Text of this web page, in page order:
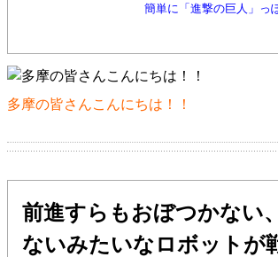
簡単に「進撃の巨人」っ
多摩の皆さんこんにちは！！
前進すらもおぼつかない
ないみたいなロボットが